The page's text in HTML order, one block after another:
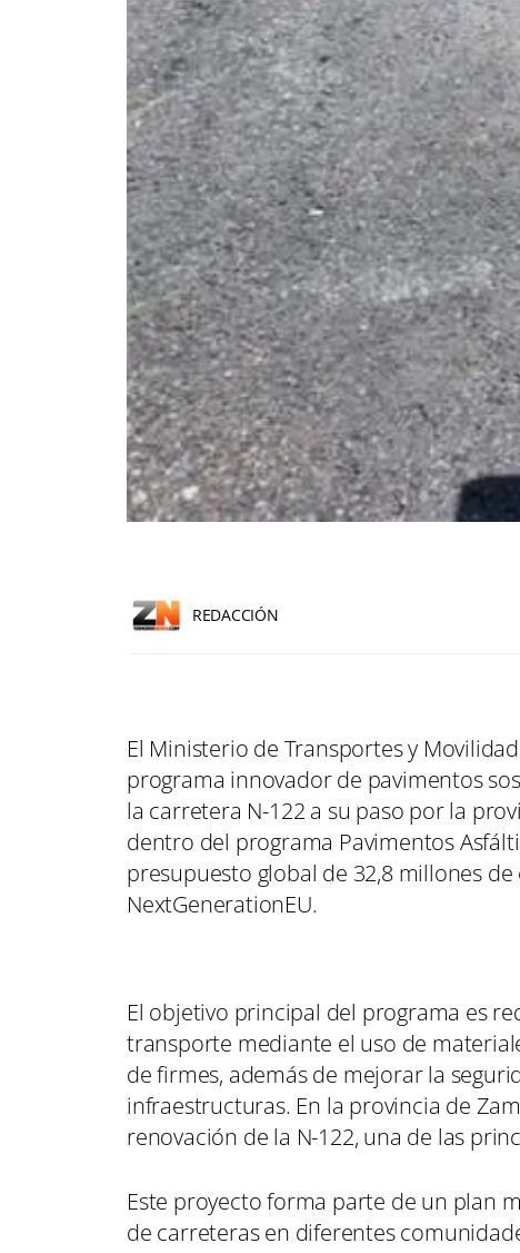
REDACCIÓN
El Ministerio de Transportes y
programa innovador de pavimentos
la carretera N-122 a su paso por la
dentro del programa Pavimentos
presupuesto global de 32,8 millones
NextGenerationEU.
El objetivo principal del programa es
transporte mediante el uso de
de firmes, además de mejorar la
infraestructuras. En la provincia de
renovación de la N-122, una de las
Este proyecto forma parte de un plan
de carreteras en diferentes